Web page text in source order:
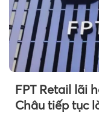
FPT Retail lãi
Châu tiếp tục